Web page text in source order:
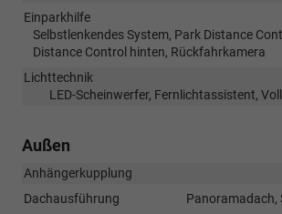
Einparkhilfe
Selbstlenkendes System, Park Distance
Distance Control hinten, Rückfahrkamera
Lichttechnik
LED-Scheinwerfer, Fernlichtassistent,
Außen
Anhängerkupplung
Dachausführung
Panoramadach,